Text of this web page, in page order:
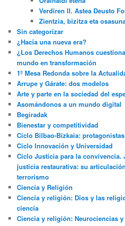
Verdiren II. Astea Deusto
Zientzia, bizitza eta
Sin categorizar
¿Hacia una nueva era?
¿Los Derechos Humanos
mundo en transformación
1º Mesa Redonda sobre la
Arrupe y Gárate: dos modelos
Arte y parte en la sociedad del
Asomándonos a un mundo digital
Begiradak
Bienestar y competitividad
Ciclo Bilbao-Bizkaia:
Ciclo Innovación y Universidad
Ciclo Justicia para la
justicia restaurativa: su
terrorismo
Ciencia y Religión
Ciencia y religión: Dios y las
ciencia
Ciencia y religión: Neurociencias